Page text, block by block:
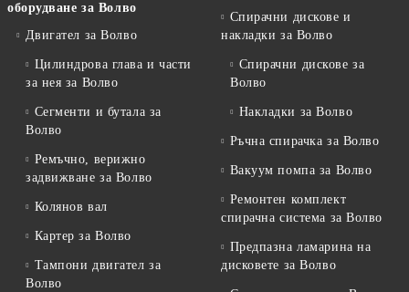
оборудване за Волво
Двигател за Волво
Цилиндрова глава и части
за нея за Волво
Сегменти и бутала за
Волво
Ремъчно, верижно
задвижване за Волво
Колянов вал
Картер за Волво
Тампони двигател за
Волво
Спирачни дискове и
накладки за Волво
Спирачни дискове за
Волво
Накладки за Волво
Ръчна спирачка за Волво
Вакуум помпа за Волво
Ремонтен комплект
спирачна система за Волво
Предпазна ламарина на
дисковете за Волво